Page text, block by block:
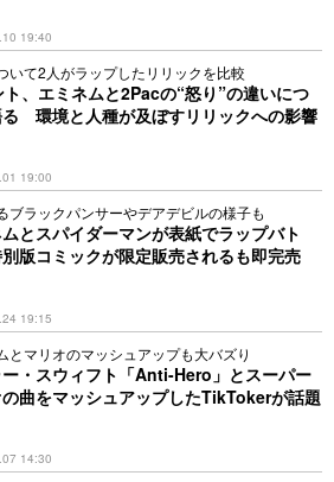
19:40
いて2人がラップしたリリックを比較
、エミネムと2Pacの“怒り”の違いにつ
る 環境と人種が及ぼすリリックへの影響
19:00
ブラックパンサーやデアデビルの様子も
とスパイダーマンが表紙でラップバト
版コミックが限定販売されるも即完売
19:15
とマリオのマッシュアップも大バズり
・スウィフト「Anti-Hero」とスーパー
曲をマッシュアップしたTikTokerが話題
14:30